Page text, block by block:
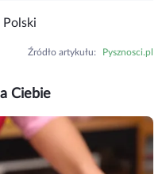
Polski
Źródło artykułu: Pysznosci.pl
Ciebie